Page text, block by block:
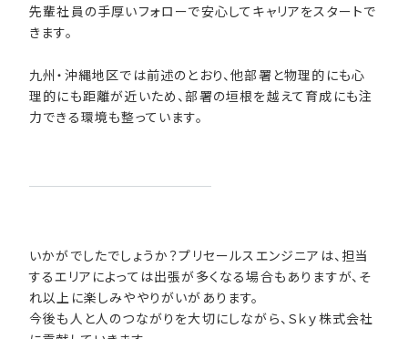
先輩社員の手厚いフォローで安心してキャリアをスタートで
きます。
九州・沖縄地区では前述のとおり、他部署と物理的にも心
理的にも距離が近いため、部署の垣根を越えて育成にも注
力できる環境も整っています。
いかがでしたでしょうか？プリセールスエンジニアは、担当
するエリアによっては出張が多くなる場合もありますが、そ
れ以上に楽しみややりがいがあります。
今後も人と人のつながりを大切にしながら、Ｓｋｙ株式会社